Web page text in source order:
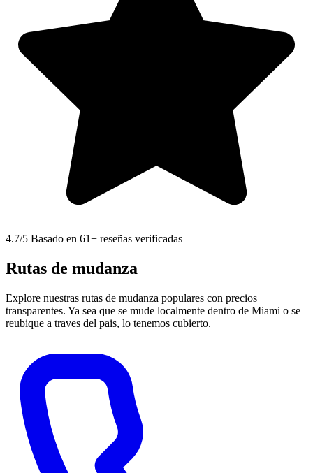
4.7/5 Basado en 61+ reseñas verificadas
Rutas de mudanza
Explore nuestras rutas de mudanza populares con precios
transparentes. Ya sea que se mude localmente dentro de Miami o se
reubique a traves del pais, lo tenemos cubierto.